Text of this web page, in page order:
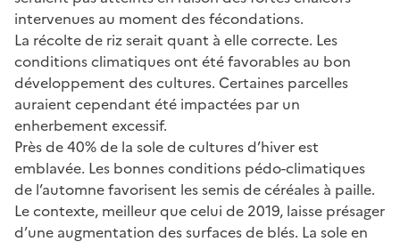
intervenues au moment des fécondations.
La récolte de riz serait quant à elle correcte. Les
conditions climatiques ont été favorables au bon
développement des cultures. Certaines parcelles
auraient cependant été impactées par un
enherbement excessif.
Près de 40% de la sole de cultures d’hiver est
emblavée. Les bonnes conditions pédo-climatiques
de l’automne favorisent les semis de céréales à paille.
Le contexte, meilleur que celui de 2019, laisse présager
d’une augmentation des surfaces de blés. La sole en